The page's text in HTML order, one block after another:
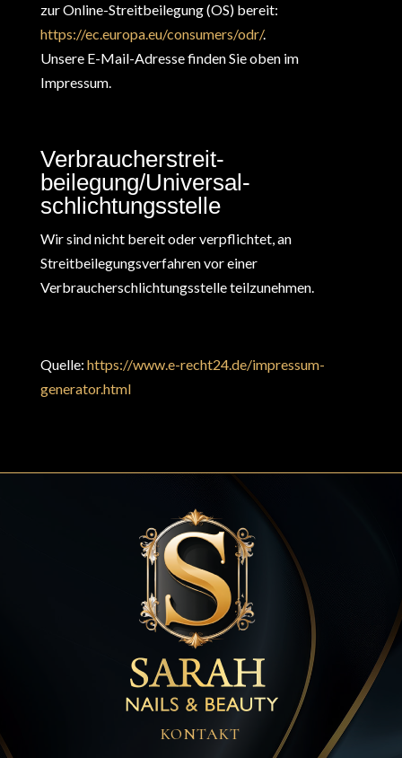
zur Online-Streitbeilegung (OS) bereit:
https://ec.europa.eu/consumers/odr/.
Unsere E-Mail-Adresse finden Sie oben im
Impressum.
Verbraucher­streit­
beilegung/Universal­
schlichtungs­stelle
Wir sind nicht bereit oder verpflichtet, an
Streitbeilegungsverfahren vor einer
Verbraucherschlichtungsstelle teilzunehmen.
Quelle: https://www.e-recht24.de/impressum-
generator.html
KONTAKT